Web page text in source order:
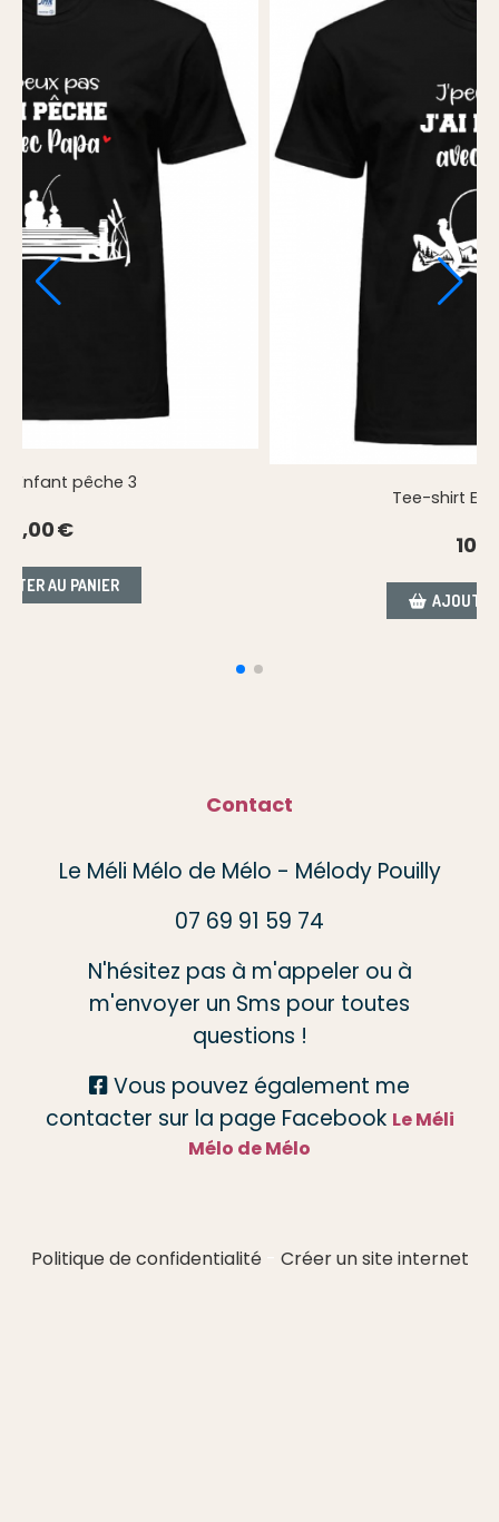
Contact
Le Méli Mélo de Mélo - Mélody Pouilly
07 69 91 59 74
N'hésitez pas à m'appeler ou à
m'envoyer un Sms pour toutes
questions !
 Vous pouvez également me
contacter sur la page Facebook Le Méli
Mélo de Mélo
Politique de confidentialité Créer un site internet